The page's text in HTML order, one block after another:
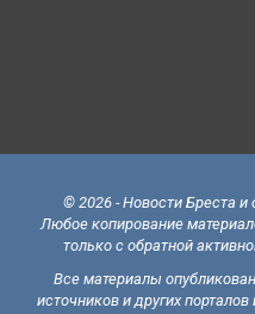
© 2026 - Новости Бреста
Любое копирование
только с обратной
Все материалы
источников и других